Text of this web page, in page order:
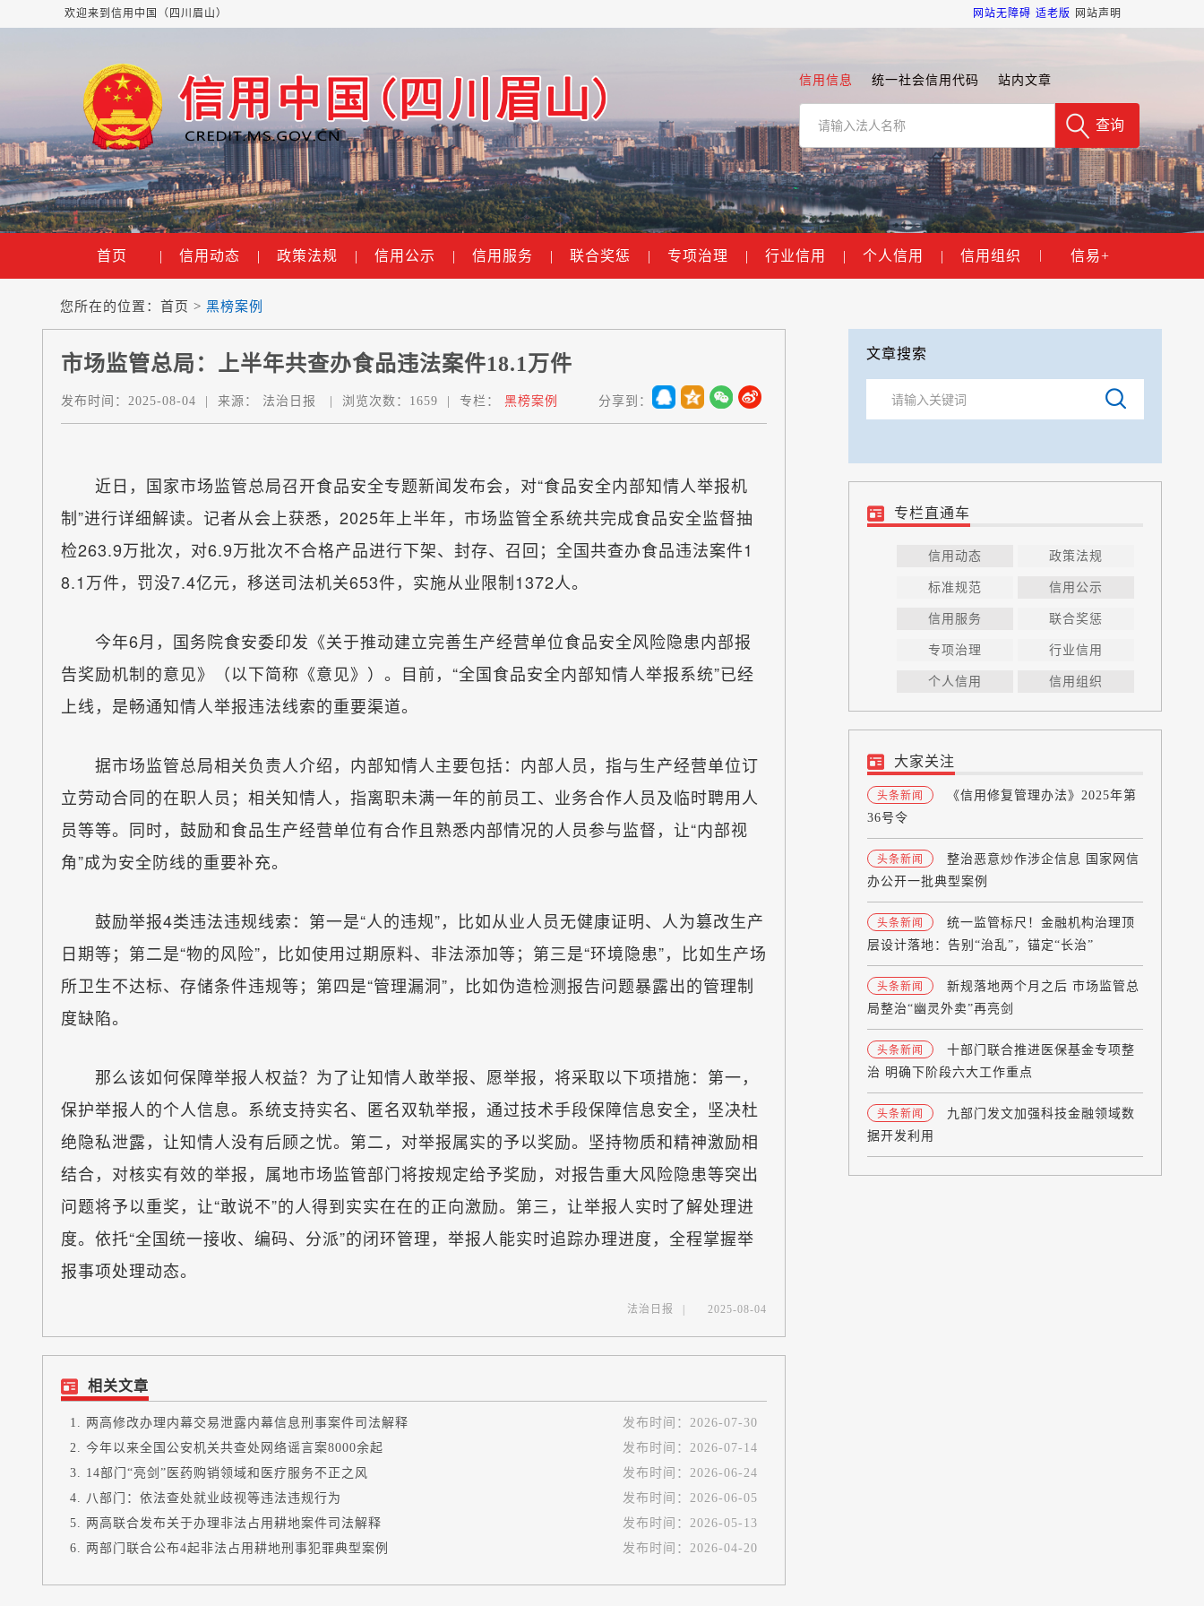
网站无障碍 适老版
欢迎来到信用中国（四川眉山） 网站声明
信用信息 统一社会信用代码 站内文章
首页 | 信用动态 | 政策法规 | 信用公示 | 信用服务 | 联合奖惩 | 专项治理 | 行业信用 | 个人信用 | 信用组织 信易+
您所在的位置： 首页 > 黑榜案例
市场监管总局：上半年共查办食品违法案件18.1万件
发布时间： 2025-08-04 来源： 法治日报 浏览次数： 1659 专栏： 黑榜案例 分享到：
近日，国家市场监管总局召开食品安全专题新闻发布会，对“食品安全内部知情人举报机
制”进行详细解读。记者从会上获悉，2025年上半年，市场监管全系统共完成食品安全监督抽
检263.9万批次，对6.9万批次不合格产品进行下架、封存、召回；全国共查办食品违法案件1
8.1万件，罚没7.4亿元，移送司法机关653件，实施从业限制1372人。
今年6月，国务院食安委印发《关于推动建立完善生产经营单位食品安全风险隐患内部报
告奖励机制的意见》（以下简称《意见》）。目前，“全国食品安全内部知情人举报系统”已经
上线，是畅通知情人举报违法线索的重要渠道。
据市场监管总局相关负责人介绍，内部知情人主要包括：内部人员，指与生产经营单位订
立劳动合同的在职人员；相关知情人，指离职未满一年的前员工、业务合作人员及临时聘用人
员等等。同时，鼓励和食品生产经营单位有合作且熟悉内部情况的人员参与监督，让“内部视
角”成为安全防线的重要补充。
鼓励举报4类违法违规线索：第一是“人的违规”，比如从业人员无健康证明、人为篡改生产
日期等；第二是“物的风险”，比如使用过期原料、非法添加等；第三是“环境隐患”，比如生产场
所卫生不达标、存储条件违规等；第四是“管理漏洞”，比如伪造检测报告问题暴露出的管理制
度缺陷。
那么该如何保障举报人权益？为了让知情人敢举报、愿举报，将采取以下项措施：第一，
保护举报人的个人信息。系统支持实名、匿名双轨举报，通过技术手段保障信息安全，坚决杜
绝隐私泄露，让知情人没有后顾之忧。第二，对举报属实的予以奖励。坚持物质和精神激励相
结合，对核实有效的举报，属地市场监管部门将按规定给予奖励，对报告重大风险隐患等突出
问题将予以重奖，让“敢说不”的人得到实实在在的正向激励。第三，让举报人实时了解处理进
度。依托“全国统一接收、编码、分派”的闭环管理，举报人能实时追踪办理进度，全程掌握举
报事项处理动态。
法治日报 2025-08-04
相关文章
两高修改办理内幕交易泄露内幕信息刑事案件司法解释 发布时间： 2026-07-30
今年以来全国公安机关共查处网络谣言案8000余起
发布时间： 2026-07-14
14部门“亮剑”医药购销领域和医疗服务不正之风
发布时间： 2026-06-24
八部门：依法查处就业歧视等违法违规行为
发布时间： 2026-06-05
两高联合发布关于办理非法占用耕地案件司法解释
发布时间： 2026-05-13
两部门联合公布4起非法占用耕地刑事犯罪典型案例
发布时间： 2026-04-20
文章搜索
专栏直通车
信用动态 政策法规
标准规范 信用公示
信用服务 联合奖惩
专项治理 行业信用
个人信用 信用组织
大家关注
头条新闻
《信用修复管理办法》2025年第
36号令
头条新闻
整治恶意炒作涉企信息 国家网信
办公开一批典型案例
头条新闻
统一监管标尺！金融机构治理顶
层设计落地：告别“治乱”，锚定“长治”
头条新闻
新规落地两个月之后 市场监管总
局整治“幽灵外卖”再亮剑
头条新闻
十部门联合推进医保基金专项整
治 明确下阶段六大工作重点
头条新闻
九部门发文加强科技金融领域数
据开发利用